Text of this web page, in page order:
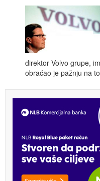
direktor Volvo grupe,
obraćao je pažnju na